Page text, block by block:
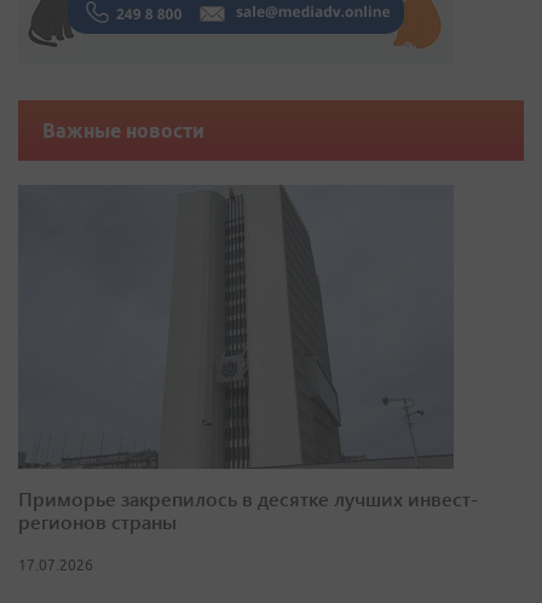
Важные новости
Приморье закрепилось в десятке лучших инвест-
регионов страны
17.07.2026